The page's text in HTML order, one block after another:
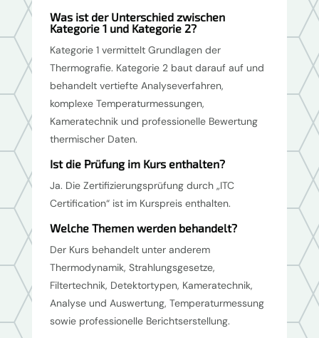
Was ist der Unterschied zwischen
Kategorie 1 und Kategorie 2?
Kategorie 1 vermittelt Grundlagen der
Thermografie. Kategorie 2 baut darauf auf und
behandelt vertiefte Analyseverfahren,
komplexe Temperaturmessungen,
Kameratechnik und professionelle Bewertung
thermischer Daten.
Ist die Prüfung im Kurs enthalten?
Ja. Die Zertifizierungsprüfung durch „ITC
Certification“ ist im Kurspreis enthalten.
Welche Themen werden behandelt?
Der Kurs behandelt unter anderem
Thermodynamik, Strahlungsgesetze,
Filtertechnik, Detektortypen, Kameratechnik,
Analyse und Auswertung, Temperaturmessung
sowie professionelle Berichtserstellung.